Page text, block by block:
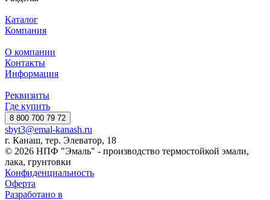
Каталог
Компания
О компании
Контакты
Информация
Реквизиты
Где купить
8 800 700 79 72
sbyt3@emal-kanash.ru
г. Канаш, тер. Элеватор, 18
© 2026 НПФ "Эмаль" - производство термостойкой эмали,
лака, грунтовки
Конфиденциальность
Оферта
Разработано в